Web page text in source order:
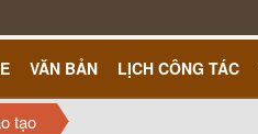
VĂN BẢN LỊCH CÔNG TÁC
tạo